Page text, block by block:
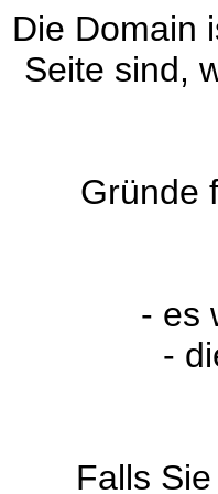
Die Domain
Seite sind,
Gründe
- es
-
Falls